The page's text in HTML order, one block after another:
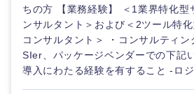
ちの方 【業務経験】 ＜1業界特化型
ンサルタント＞および＜2ツール特
コンサルタント＞ ・コンサルティン
SIer、パッケージベンダーでの下記
導入にわたる経験を有すること -ロジ